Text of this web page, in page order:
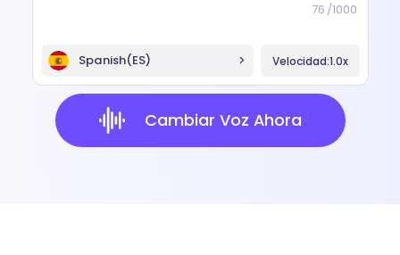
76 /1000
Spanish(ES) Velocidad:1.0x
Cambiar Voz Ahora